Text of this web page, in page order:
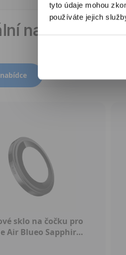
tyto údaje mohou
používáte jejich
nabídky
zobrazení produktů
sklo na čočku pro
Air Blueo Sapphire -